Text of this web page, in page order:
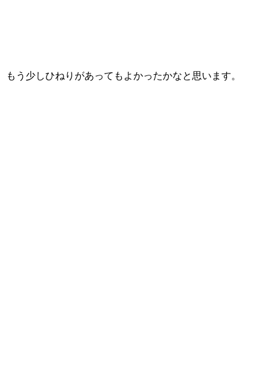
もう少しひねりがあってもよかったかなと思います。